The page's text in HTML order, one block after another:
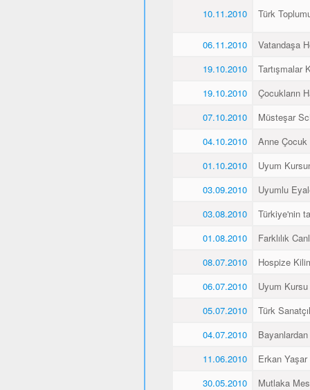
10.11.2010 Türk
06.11.2010
Vatandaşa
19.10.2010
Tartışmalar
19.10.2010
Çocukların
07.10.2010
Müsteşar
04.10.2010
Anne
01.10.2010
Uyum
03.09.2010
Uyumlu
03.08.2010
Türkiye'nin
01.08.2010
Farklılık
08.07.2010
Hospize
06.07.2010
Uyum
05.07.2010
Türk
04.07.2010
11.06.2010
Erkan Yaşar
30.05.2010
Mutlaka